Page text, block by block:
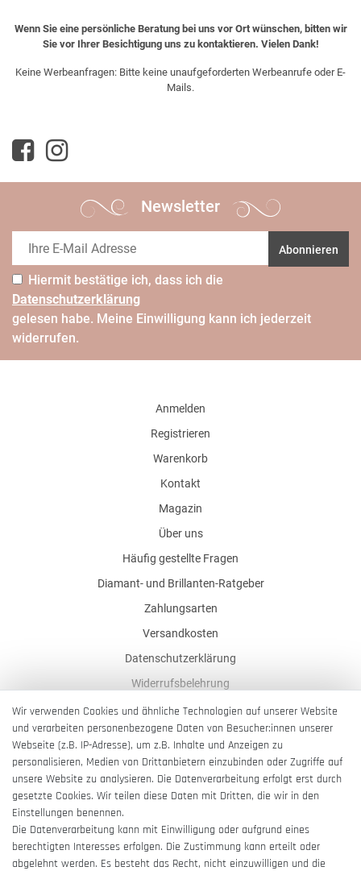
Wenn Sie eine persönliche Beratung bei uns vor Ort wünschen, bitten wir
Sie vor Ihrer Besichtigung uns zu kontaktieren. Vielen Dank!
Keine Werbeanfragen: Bitte keine unaufgeforderten Werbeanrufe oder E-
Mails.
Newsletter
Abonnieren
Hiermit bestätige ich, dass ich die
Daten­schutz­erklärung
gelesen habe. Meine Einwilligung kann ich jederzeit
widerrufen.
Anmelden
Registrieren
Warenkorb
Kontakt
Magazin
Über uns
Häufig gestellte Fragen
Diamant- und Brillanten-Ratgeber
Zahlungsarten
Versandkosten
Datenschutzerklärung
Widerrufsbelehrung
AGB
Impressum
Barrierefreiheitserklärung
Vertrag widerrufen
Wir verwenden Cookies und ähnliche Technologien auf unserer Website
und verarbeiten personenbezogene Daten von Besucher:innen unserer
Webseite (z.B. IP-Adresse), um z.B. Inhalte und Anzeigen zu
personalisieren, Medien von Drittanbietern einzubinden oder Zugriffe auf
unsere Website zu analysieren. Die Datenverarbeitung erfolgt erst durch
gesetzte Cookies. Wir teilen diese Daten mit Dritten, die wir in den
Einstellungen benennen.
Die Datenverarbeitung kann mit Einwilligung oder aufgrund eines
berechtigten Interesses erfolgen. Die Zustimmung kann erteilt oder
abgelehnt werden. Es besteht das Recht, nicht einzuwilligen und die